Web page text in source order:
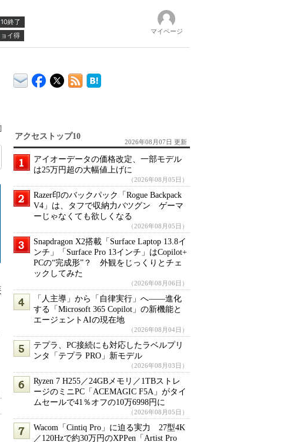
終了
イ得 マイページ
]
アクセストップ10
2026年08月07日 更新
アイオーデータの価格改定、一部モデル
は25万円超の大幅値上げに
（2026年08月05日）
Razer印のバックパック「Rogue Backpack
V4」は、タフで収納力バツグン ゲーマ
ーじゃなくても欲しくなる
（2026年08月05日）
Snapdragon X2搭載「Surface Laptop 13.8イ
ンチ」「Surface Pro 13インチ」はCopilot+
PCの“完成形”？ 外観をじっくりとチェ
ックしてみた
（2026年08月06日）
「人主導」から「自律実行」へ――進化
する「Microsoft 365 Copilot」の新機能と
エージェントAIの現在地
（2026年08月04日）
テプラ、PC接続にも対応したラベルプリ
ンタ「テプラ PRO」新モデル
（2026年08月03日）
Ryzen 7 H255／24GBメモリ／1TBストレ
ージのミニPC「ACEMAGIC F5A」がタイ
ムセールで41％オフの10万6998円に
（2026年08月05日）
Wacom「Cintiq Pro」に迫る実力 27型4K
／120Hzで約30万円のXPPen「Artist Pro